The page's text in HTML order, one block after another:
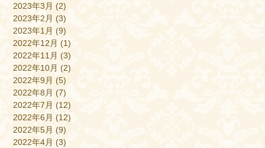
2023年3月 (2)
2023年2月 (3)
2023年1月 (9)
2022年12月 (1)
2022年11月 (3)
2022年10月 (2)
2022年9月 (5)
2022年8月 (7)
2022年7月 (12)
2022年6月 (12)
2022年5月 (9)
2022年4月 (3)